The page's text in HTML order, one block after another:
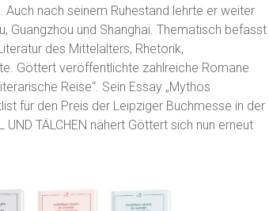
Auch nach seinem Ruhestand lehrte er weiter
Guangzhou und Shanghai. Thematisch befasst
des Mittelalters, Rhetorik,
Göttert veröffentlichte zahlreiche Romane
Reise“. Sein Essay „Mythos
für den Preis der Leipziger Buchmesse in der
TÄLCHEN nähert Göttert sich nun erneut